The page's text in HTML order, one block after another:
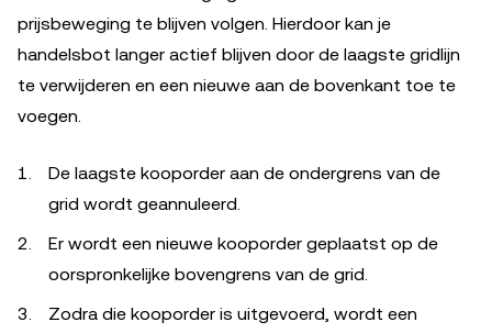
prijsbeweging te blijven volgen. Hierdoor kan je
handelsbot langer actief blijven door de laagste gridlijn
te verwijderen en een nieuwe aan de bovenkant toe te
voegen.
De laagste kooporder aan de ondergrens van de
grid wordt geannuleerd.
Er wordt een nieuwe kooporder geplaatst op de
oorspronkelijke bovengrens van de grid.
Zodra die kooporder is uitgevoerd, wordt een